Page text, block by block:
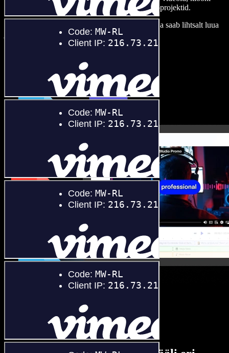
oma häält ja pane kokku terviklikud audio-videoprojektid.
Õppimiskõver puudub, kõik töötab veebis – looja saab lihtsalt luua
ja ideed kiiresti ellu viia.